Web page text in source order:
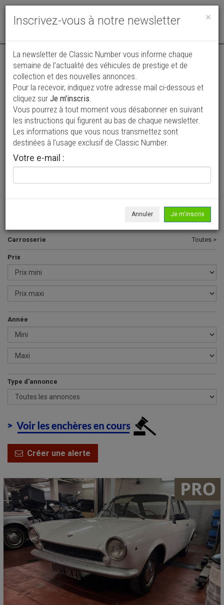
Toggle
Vos annonces vues par
plus de 4 millions de collectionneurs
Ajouter une annonce
> Rechercher un véhicule
124 >
Carrosserie Toutes >
Prix
Année
Type d'annonce
Créer une alerte
×
Inscrivez-vous à notre newsletter
La newsletter de Classic Number vous informe chaque
semaine de l’actualité des véhicules de prestige et de
collection et des nouvelles annonces.
Pour la recevoir, indiquez votre adresse mail ci-dessous et
cliquez sur Je m'inscris.
Vous pourrez à tout moment vous désabonner en suivant
les instructions qui figurent au bas de chaque newsletter.
Les informations que vous nous transmettez sont
destinées à l’usage exclusif de Classic Number.
Votre e-mail :
Annuler Je m'inscris